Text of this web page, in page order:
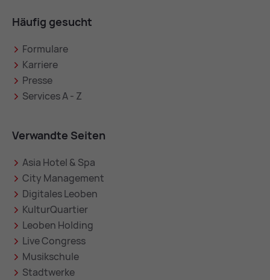
Häufig gesucht
Formulare
Karriere
Presse
Services A - Z
Verwandte Seiten
Asia Hotel & Spa
City Management
Digitales Leoben
KulturQuartier
Leoben Holding
Live Congress
Musikschule
Stadtwerke